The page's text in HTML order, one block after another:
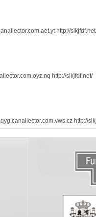
http://
http://slkjfdf.net/
http://